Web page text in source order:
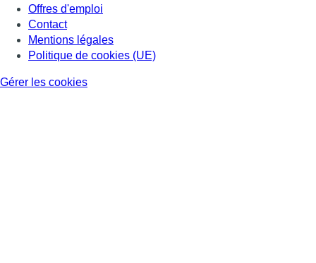
Offres d'emploi
Contact
Mentions légales
Politique de cookies (UE)
Gérer les cookies